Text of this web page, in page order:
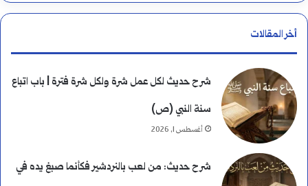
أخر المقالات
شرح حديث لكل عمل شرة ولكل شرة فترة | باب اتباع
سنة النبي (ص)
أغسطس 1, 2026
شرح حديث: من لعب بالنردشير فكأنما صبغ يده في